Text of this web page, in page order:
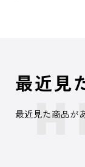
最近見
最近見た商品が